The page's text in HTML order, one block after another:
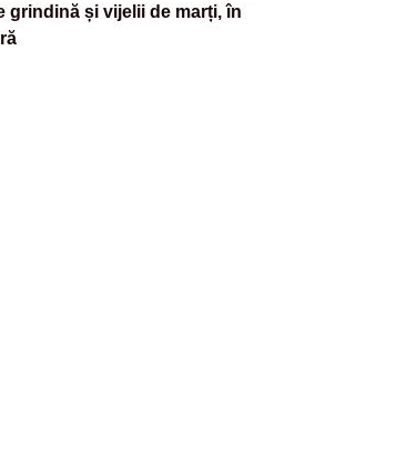
grindină și vijelii de marți, în